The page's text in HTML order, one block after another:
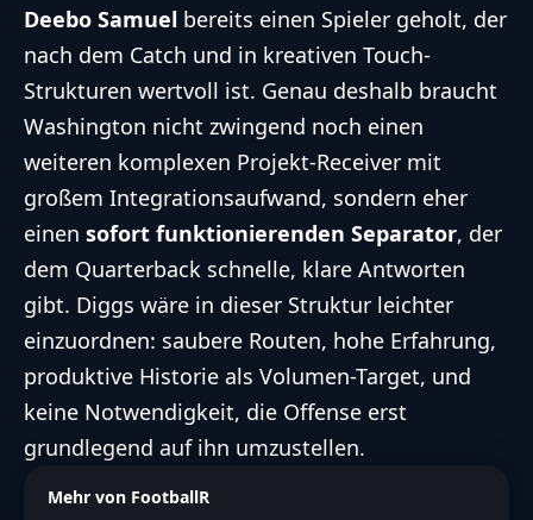
Deebo Samuel bereits einen Spieler geholt, der
nach dem Catch und in kreativen Touch-
Strukturen wertvoll ist. Genau deshalb braucht
Washington nicht zwingend noch einen
weiteren komplexen Projekt-Receiver mit
großem Integrationsaufwand, sondern eher
einen sofort funktionierenden Separator, der
dem Quarterback schnelle, klare Antworten
gibt. Diggs wäre in dieser Struktur leichter
einzuordnen: saubere Routen, hohe Erfahrung,
produktive Historie als Volumen-Target, und
keine Notwendigkeit, die Offense erst
grundlegend auf ihn umzustellen.
Mehr von FootballR